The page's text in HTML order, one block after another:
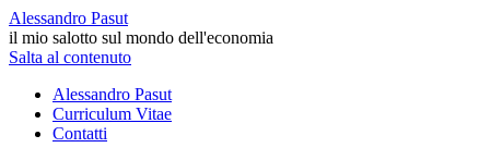
Alessandro Pasut
il mio salotto sul mondo dell'economia
Salta al contenuto
Alessandro Pasut
Curriculum Vitae
Contatti